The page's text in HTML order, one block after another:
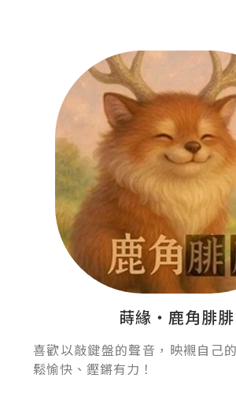
蒔緣‧鹿角腓腓
喜歡以敲鍵盤的聲音，映襯自己
鬆愉快、鏗鏘有力！